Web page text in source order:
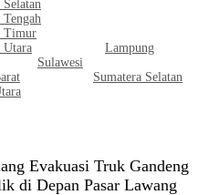
Timur
Utara
Lampung
Sulawesi
Sumatera Selatan
Evakuasi Truk Gandeng
di Depan Pasar Lawang